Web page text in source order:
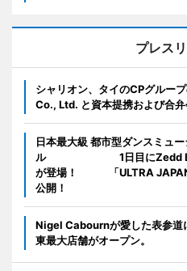
プレス
シャリオン、タイのCPグルー
Co., Ltd. と資本提携および合
日本最大級 都市型ダンスミュ
ル 1日目にZedd B2B
が登場！ 「ULTRA JAPAN
公開！
Nigel Cabournが愛した表参道
東最大店舗がオープン。